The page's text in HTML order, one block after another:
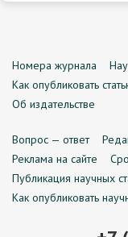
Номера журнала
Как опубликовать
Об издательстве
Вопрос — ответ
Реклама на сайте
Публикация научных
Как опубликовать